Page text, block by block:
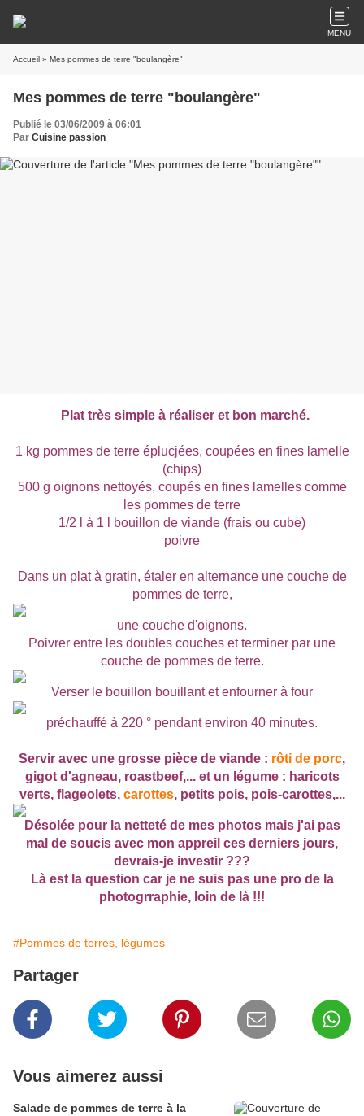
MENU
Accueil » Mes pommes de terre "boulangère"
Mes pommes de terre "boulangère"
Publié le 03/06/2009 à 06:01
Par Cuisine passion
Plat très simple à réaliser et bon marché.
1 kg pommes de terre éplucjées, coupées en fines lamelle
(chips)
500 g oignons nettoyés, coupés en fines lamelles comme
les pommes de terre
1/2 l à 1 l bouillon de viande (frais ou cube)
poivre
Dans un plat à gratin, étaler en alternance une couche de
pommes de terre,
une couche d'oignons.
Poivrer entre les doubles couches et terminer par une
couche de pommes de terre.
Verser le bouillon bouillant et enfourner à four
préchauffé à 220 ° pendant environ 40 minutes.
Servir avec une grosse pièce de viande : rôti de porc,
gigot d'agneau, roastbeef,... et un légume : haricots
verts, flageolets, carottes, petits pois, pois-carottes,...
Désolée pour la netteté de mes photos mais j'ai pas
mal de soucis avec mon appreil ces derniers jours,
devrais-je investir ???
Là est la question car je ne suis pas une pro de la
photogrraphie, loin de là !!!
#Pommes de terres, légumes
Partager
Vous aimerez aussi
Salade de pommes de terre à la